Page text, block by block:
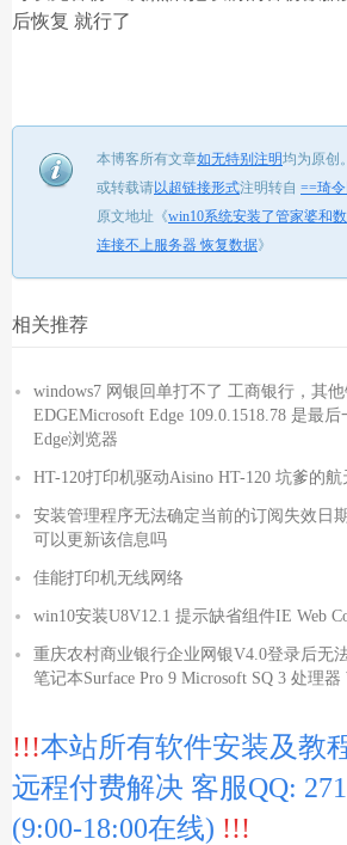
后恢复 就行了
本博客所有文章如无特别注明均为原创。
或转载请以超链接形式注明转自 ==琦
原文地址《win10系统安装了管家婆和
连接不上服务器 恢复数据》
相关推荐
windows7 网银回单打不了 工商银行，其
EDGEMicrosoft Edge 109.0.1518.78 是最
Edge浏览器
HT-120打印机驱动Aisino HT-120 坑爹的航
安装管理程序无法确定当前的订阅失效日
可以更新该信息吗
佳能打印机无线网络
win10安装U8V12.1 提示缺省组件IE Web
重庆农村商业银行企业网银V4.0登录后无
笔记本Surface Pro 9 Microsoft SQ 3 处理器
!!!本站所有软件安装及教
远程付费解决 客服QQ:
(9:00-18:00在线) !!!